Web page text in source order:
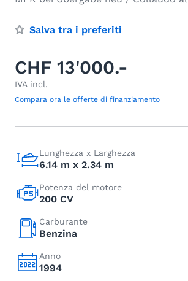
Salva tra i preferiti
CHF 13'000.-
IVA incl.
Compara ora le offerte di finanziamento
Lunghezza x Larghezza
6.14 m x 2.34 m
Potenza del motore
200 CV
Carburante
Benzina
Anno
1994